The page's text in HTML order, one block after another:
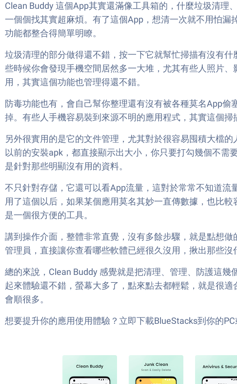
Clean Buddy 這個App其實還滿像工具箱的，什麼垃圾清
一個個找其實超麻煩。有了這個App，想清一次就不用怕
功能都整合得簡單明瞭。
垃圾清理的部分做得還不錯，按一下它就幫忙掃描有沒有
些時候你會發現手機空間居然多一大堆，尤其有些人照片
用，其實這個功能也管理得還不錯。
防毒功能也有，會自己幫你整理還有沒有被各種莫名App
掉。有些人手機容易裝到來源不明的應用程式，其實這個
另外很實用的是它的文件管理，尤其對於很容易囤積大檔
以前的安裝apk，都直接顯示出大小，你只要打勾幾個不
是針對那些明顯沒有用的資料。
不只針對存儲，它還可以看App流量，這對於常常不知道流
用了這個以后，如果某個應用莫名其妙一直傳數據，也比
是一個很方便的工具。
講到操作介面，整體非常直覺，沒有多餘步驟，就是點想
管理員，直接讓你查看哪些軟體已經很久沒用，揪出那些沒
總的來說，Clean Buddy 感覺就是把清理、管理、防護這
起來體驗還不錯，螢幕大多了，點來點去都輕鬆，就是很
會順很多。
想要提升你的應用使用體驗？立即下載BlueStacks到你的PC